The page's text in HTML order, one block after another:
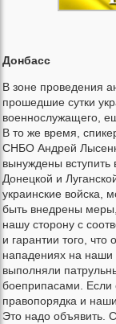
Донбасс
В зоне проведения
прошедшие сутки
военнослужащего,
В то же время,
СНБО Андрей
вынуждены
Донецкой и
украинские войска,
быть внедрены
нашу сторону с
и гарантии того, что
нападениях на
выполняли
боеприпасами. Если
правопорядка и
Это надо объявить.